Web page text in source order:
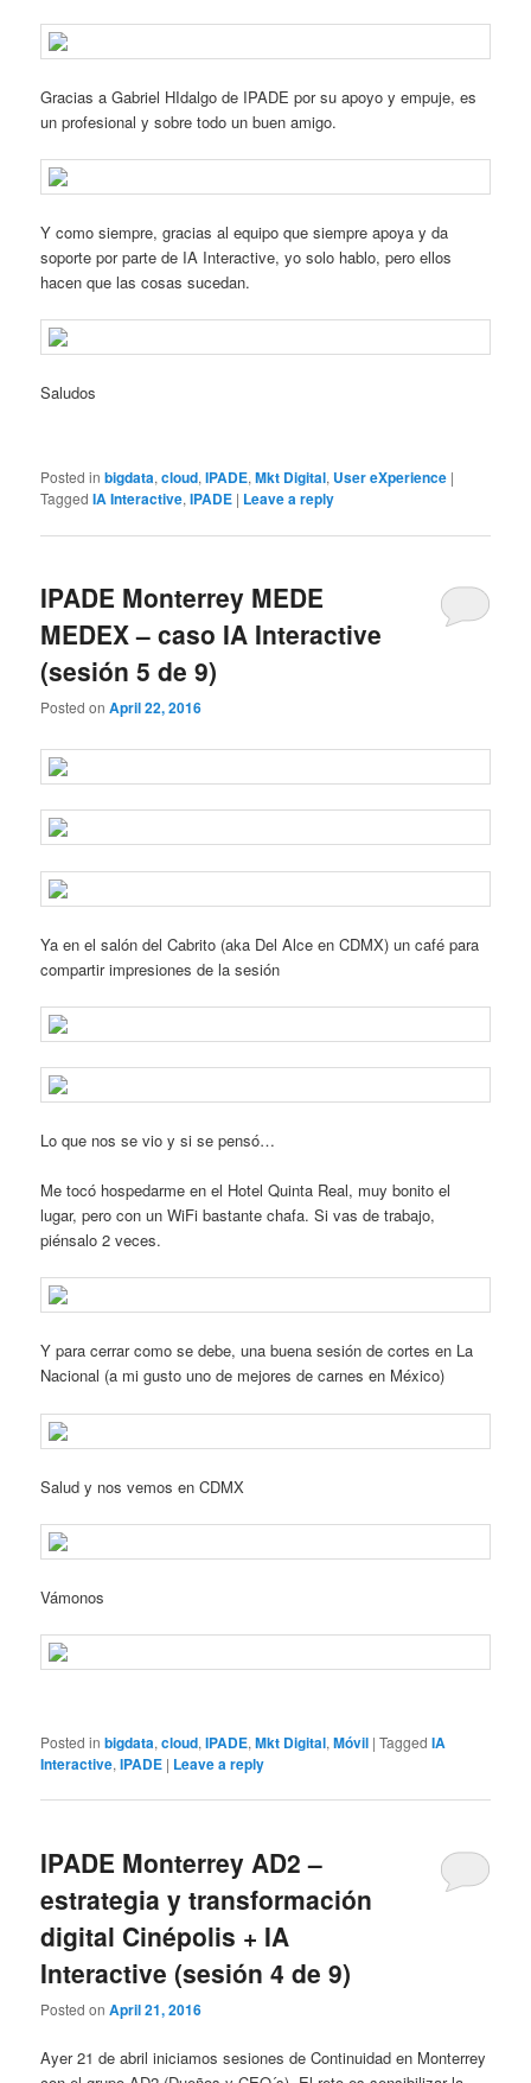
Gracias a Gabriel HIdalgo de IPADE por su apoyo y empuje, es
un profesional y sobre todo un buen amigo.
Y como siempre, gracias al equipo que siempre apoya y da
soporte por parte de IA Interactive, yo solo hablo, pero ellos
hacen que las cosas sucedan.
Saludos
Posted in bigdata,cloud,IPADE,Mkt Digital, User eXperience |
Tagged IA Interactive,IPADE | Leave a reply
IPADE Monterrey MEDE
MEDEX – caso IA Interactive
(sesión 5 de 9)
Posted onApril 22, 2016
Ya en el salón del Cabrito (aka Del Alce en CDMX) un café para
compartir impresiones de la sesión
Lo que nos se vio y si se pensó…
Me tocó hospedarme en el Hotel Quinta Real, muy bonito el
lugar, pero con un WiFi bastante chafa. Si vas de trabajo,
piénsalo 2 veces.
Y para cerrar como se debe, una buena sesión de cortes en La
Nacional (a mi gusto uno de mejores de carnes en México)
Salud y nos vemos en CDMX
Vámonos
Posted in bigdata,cloud,IPADE,Mkt Digital,Móvil |Tagged IA
Interactive,IPADE | Leave a reply
IPADE Monterrey AD2 –
estrategia y transformación
digital Cinépolis + IA
Interactive (sesión 4 de 9)
Posted onApril 21, 2016
Ayer 21 de abril iniciamos sesiones de Continuidad en Monterrey